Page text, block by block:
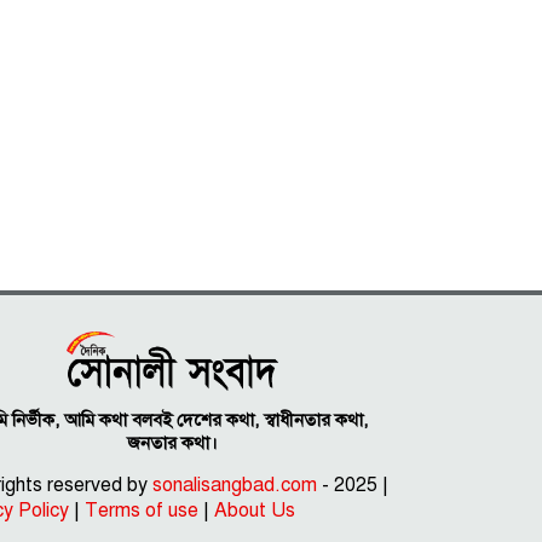
নির্ভীক, আমি কথা বলবই দেশের কথা, স্বাধীনতার কথা,
জনতার কথা।
reserved bysonalisangbad.com - 2025 |
Policy
Terms of use |About Us